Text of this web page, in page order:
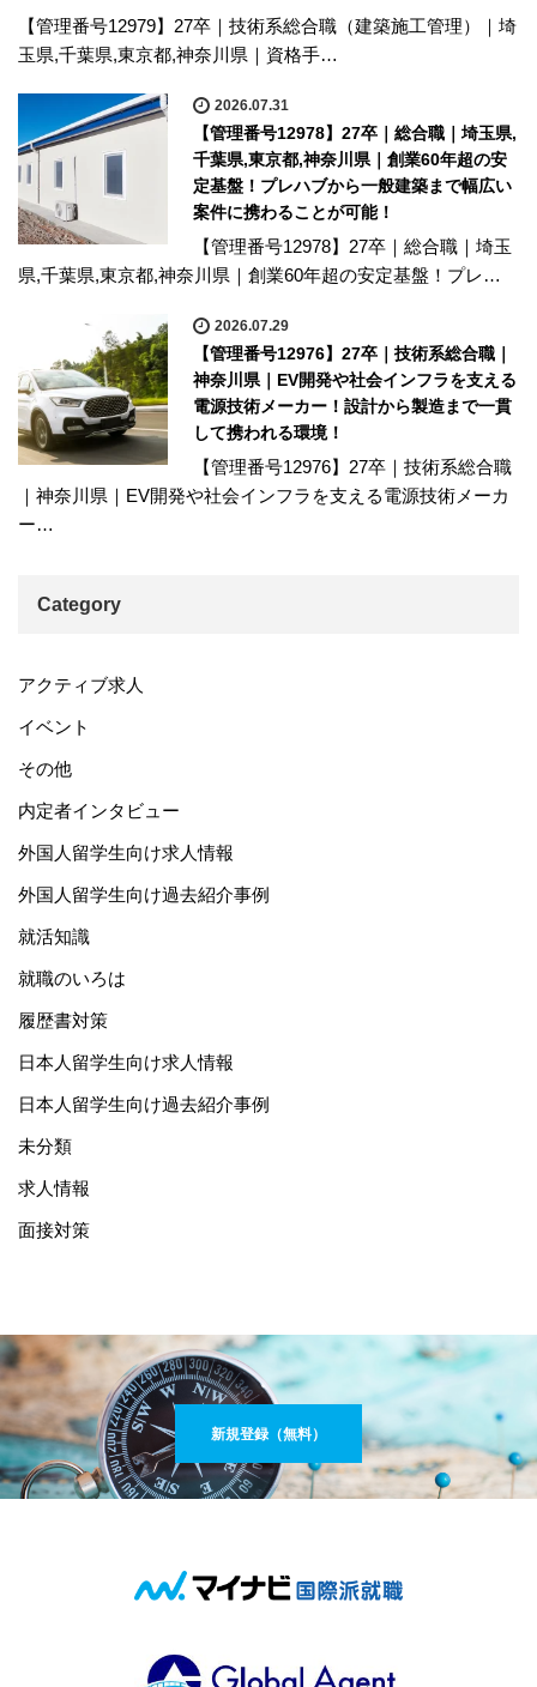
【管理番号12979】27卒｜技術系総合職（建築施工管理）｜埼
玉県,千葉県,東京都,神奈川県｜資格手…
2026.07.31
【管理番号12978】27卒｜総合職｜埼玉県,
千葉県,東京都,神奈川県｜創業60年超の安
定基盤！プレハブから一般建築まで幅広い
案件に携わることが可能！
【管理番号12978】27卒｜総合職｜埼玉
県,千葉県,東京都,神奈川県｜創業60年超の安定基盤！プレ…
2026.07.29
【管理番号12976】27卒｜技術系総合職｜
神奈川県｜EV開発や社会インフラを支える
電源技術メーカー！設計から製造まで一貫
して携われる環境！
【管理番号12976】27卒｜技術系総合職
｜神奈川県｜EV開発や社会インフラを支える電源技術メーカ
ー…
Category
アクティブ求人
イベント
その他
内定者インタビュー
外国人留学生向け求人情報
外国人留学生向け過去紹介事例
就活知識
就職のいろは
履歴書対策
日本人留学生向け求人情報
日本人留学生向け過去紹介事例
未分類
求人情報
面接対策
新規登録（無料）